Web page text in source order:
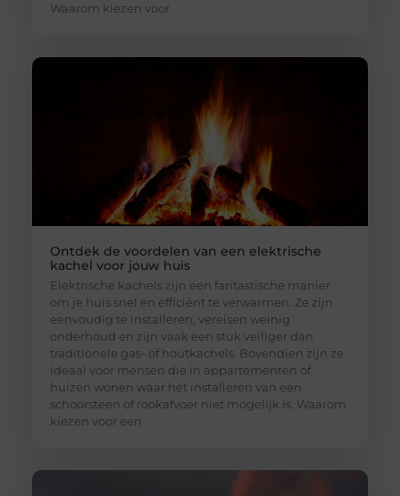
Waarom kiezen voor
Ontdek de voordelen van een elektrische
kachel voor jouw huis
Elektrische kachels zijn een fantastische manier
om je huis snel en efficiënt te verwarmen. Ze zijn
eenvoudig te installeren, vereisen weinig
onderhoud en zijn vaak een stuk veiliger dan
traditionele gas- of houtkachels. Bovendien zijn ze
ideaal voor mensen die in appartementen of
huizen wonen waar het installeren van een
schoorsteen of rookafvoer niet mogelijk is. Waarom
kiezen voor een